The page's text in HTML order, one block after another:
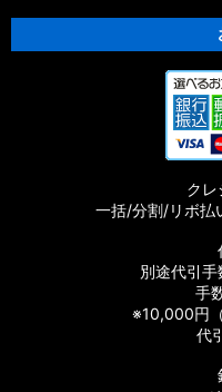
クレ
一括/分割/リボ払
別途代引手
手
※10,000円
代引